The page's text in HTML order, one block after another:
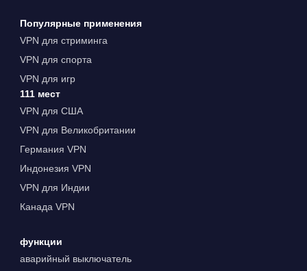
Популярные применения
VPN для стриминга
VPN для спорта
VPN для игр
111 мест
VPN для США
VPN для Великобритании
Германия VPN
Индонезия VPN
VPN для Индии
Канада VPN
функции
аварийный выключатель